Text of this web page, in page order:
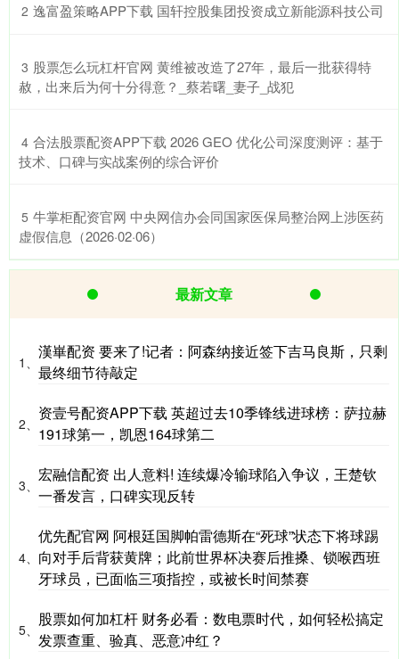
2 ​逸富盈策略APP下载 国轩控股集团投资成立新能源科技公司
3 ​股票怎么玩杠杆官网 黄维被改造了27年，最后一批获得特
赦，出来后为何十分得意？_蔡若曙_妻子_战犯
4 ​合法股票配资APP下载 2026 GEO 优化公司深度测评：基于
技术、口碑与实战案例的综合评价
5 ​牛掌柜配资官网 中央网信办会同国家医保局整治网上涉医药
虚假信息（2026·02·06）
最新文章
1、
漢崋配资 要来了!记者：阿森纳接近签下吉马良斯，只剩
最终细节待敲定
2、
资壹号配资APP下载 英超过去10季锋线进球榜：萨拉赫
191球第一，凯恩164球第二
3、
宏融信配资 出人意料! 连续爆冷输球陷入争议，王楚钦
一番发言，口碑实现反转
4、
优先配官网 阿根廷国脚帕雷德斯在“死球”状态下将球踢
向对手后背获黄牌；此前世界杯决赛后推搡、锁喉西班
牙球员，已面临三项指控，或被长时间禁赛
5、
股票如何加杠杆 财务必看：数电票时代，如何轻松搞定
发票查重、验真、恶意冲红？